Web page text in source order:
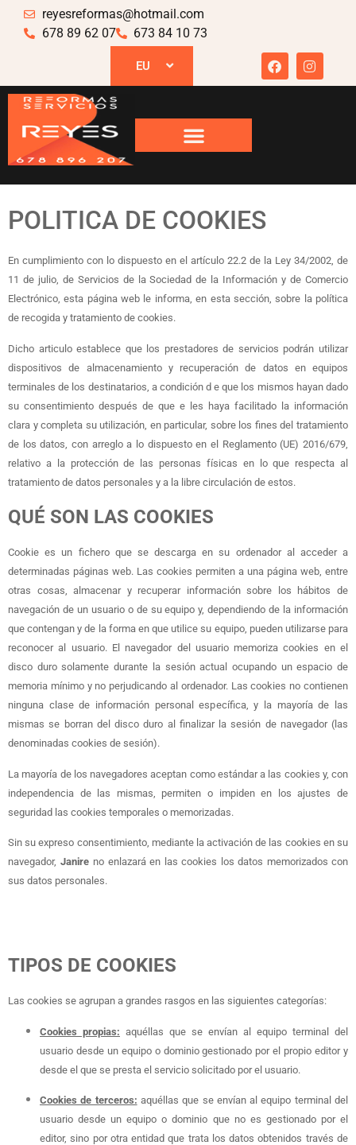
reyesreformas@hotmail.com
678 89 62 07
673 84 10 73
EU
POLITICA DE COOKIES
En cumplimiento con lo dispuesto en el artículo 22.2 de la Ley 34/2002, de
11 de julio, de Servicios de la Sociedad de la Información y de Comercio
Electrónico, esta página web le informa, en esta sección, sobre la política
de recogida y tratamiento de cookies.
Dicho articulo establece que los prestadores de servicios podrán utilizar
dispositivos de almacenamiento y recuperación de datos en equipos
terminales de los destinatarios, a condición d e que los mismos hayan dado
su consentimiento después de que e les haya facilitado la información
clara y completa su utilización, en particular, sobre los fines del tratamiento
de los datos, con arreglo a lo dispuesto en el Reglamento (UE) 2016/679,
relativo a la protección de las personas físicas en lo que respecta al
tratamiento de datos personales y a la libre circulación de estos.
QUÉ SON LAS COOKIES
Cookie es un fichero que se descarga en su ordenador al acceder a
determinadas páginas web. Las cookies permiten a una página web, entre
otras cosas, almacenar y recuperar información sobre los hábitos de
navegación de un usuario o de su equipo y, dependiendo de la información
que contengan y de la forma en que utilice su equipo, pueden utilizarse para
reconocer al usuario. El navegador del usuario memoriza cookies en el
disco duro solamente durante la sesión actual ocupando un espacio de
memoria mínimo y no perjudicando al ordenador. Las cookies no contienen
ninguna clase de información personal específica, y la mayoría de las
mismas se borran del disco duro al finalizar la sesión de navegador (las
denominadas cookies de sesión).
La mayoría de los navegadores aceptan como estándar a las cookies y, con
independencia de las mismas, permiten o impiden en los ajustes de
seguridad las cookies temporales o memorizadas.
Sin su expreso consentimiento, mediante la activación de las cookies en su
navegador, Janire no enlazará en las cookies los datos memorizados con
sus datos personales.
TIPOS DE COOKIES
Las cookies se agrupan a grandes rasgos en las siguientes categorías:
Cookies propias: aquéllas que se envían al equipo terminal del
usuario desde un equipo o dominio gestionado por el propio editor y
desde el que se presta el servicio solicitado por el usuario.
Cookies de terceros: aquéllas que se envían al equipo terminal del
usuario desde un equipo o dominio que no es gestionado por el
editor, sino por otra entidad que trata los datos obtenidos través de